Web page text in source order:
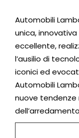
Automobili
unica,
eccellente,
l’ausilio di
iconici ed
Automobili
nuove tendenze